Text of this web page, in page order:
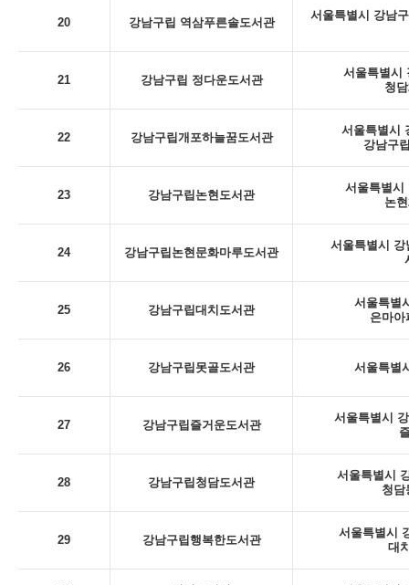
20 강남구립 역삼푸른솔도서관
서울특별시 강남
21 강남구립 정다운도서관
서울특별시
청
22 강남구립개포하늘꿈도서관
서울특별시
강남구
23 강남구립논현도서관
서울특별시
논
24 강남구립논현문화마루도서관
서울특별시 강
25 강남구립대치도서관
서울특별
은마아
26 강남구립못골도서관 서울특별
27 강남구립즐거운도서관
서울특별시
28 강남구립청담도서관
서울특별시
청담
29 강남구립행복한도서관
서울특별시
대